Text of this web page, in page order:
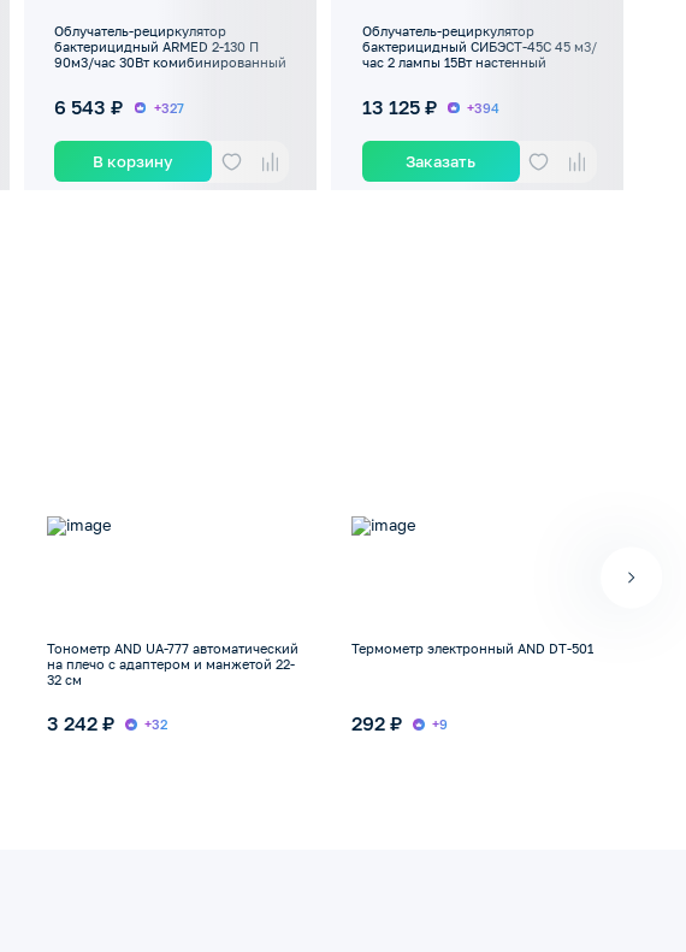
Облучатель-рециркулятор
бактерицидный ARMED 2-130 П
90м3/час 30Вт комибинированный
6 543 ₽ +327
В корзину
Облучатель-рециркулятор
бактерицидный СИБЭСТ-45С 45 м3/
час 2 лампы 15Вт настенный
13 125 ₽ +394
Заказать
Тонометр AND UA-777 автоматический
на плечо с адаптером и манжетой 22-
32 см
3 242 ₽ +32
Термометр электронный AND DT-501
292 ₽ +9